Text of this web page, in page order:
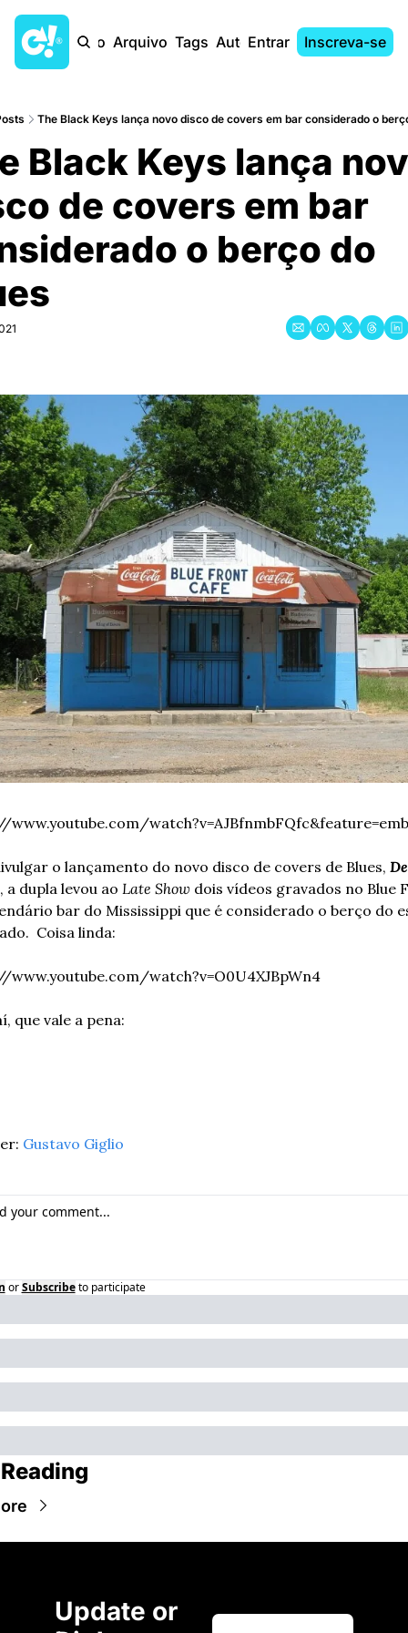
Início Arquivo Tags AutoresEntrar Inscreva-se
The Black Keys lança novo disco de covers em bar considerado o
Black Keys lança
de covers em bar
o berço do
o lançamento do novo disco de covers de Blues,
, a dupla levou ao Late Show dois vídeos gravados no Blue
bar do Mississippi que é considerado o berço do
Coisa linda:
watch?v=O0U4XJBpWn4
que vale a pena:
Gustavo Giglio
or Subscribe to participate
Update or